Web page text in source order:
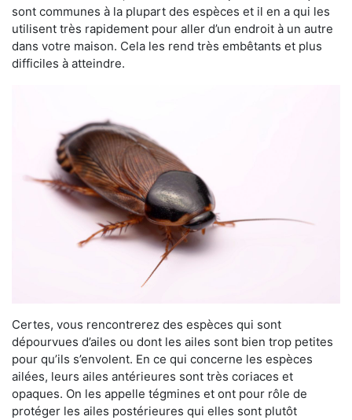
sont communes à la plupart des espèces et il en a qui les
utilisent très rapidement pour aller d’un endroit à un autre
dans votre maison. Cela les rend très embêtants et plus
difficiles à atteindre.
Certes, vous rencontrerez des espèces qui sont
dépourvues d’ailes ou dont les ailes sont bien trop petites
pour qu’ils s’envolent. En ce qui concerne les espèces
ailées, leurs ailes antérieures sont très coriaces et
opaques. On les appelle tégmines et ont pour rôle de
protéger les ailes postérieures qui elles sont plutôt